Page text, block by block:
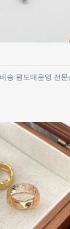
송 원도매운영 전